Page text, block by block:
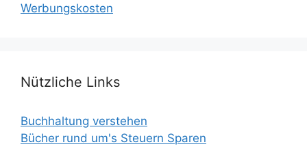
Werbungskosten
Nützliche Links
Buchhaltung verstehen
Bücher rund um's Steuern Sparen